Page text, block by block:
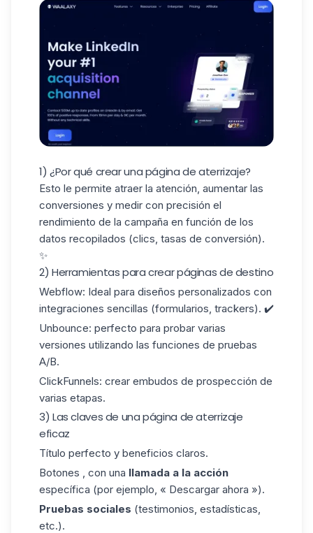
1) ¿Por qué crear una página de aterrizaje?
Esto le permite atraer la atención, aumentar las
conversiones y medir con precisión el
rendimiento de la campaña en función de los
datos recopilados (clics, tasas de conversión).
✨
2) Herramientas para crear páginas de destino
Webflow: Ideal para diseños personalizados con
integraciones sencillas (formularios, trackers). ✔️
Unbounce: perfecto para probar varias
versiones utilizando las funciones de pruebas
A/B.
ClickFunnels: crear embudos de prospección de
varias etapas.
3) Las claves de una página de aterrizaje
eficaz
Título perfecto y beneficios claros.
Botones , con una llamada a la acción
específica (por ejemplo, « Descargar ahora »).
Pruebas sociales (testimonios, estadísticas,
etc.).